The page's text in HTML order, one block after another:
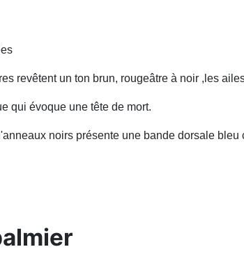
revêtent un ton brun, rougeâtre à noir ,les
qui évoque une tête de mort.
noirs présente une bande dorsale bleu